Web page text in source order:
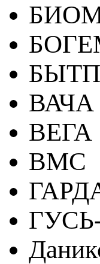
ВАЧА
ВЕГА
ВМС